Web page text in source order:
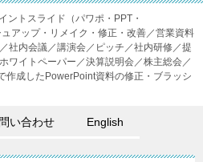
ントスライド（パワポ・PPT・
アップ・リメイク・修正・改善／営業資料
社内会議／講演会／ピッチ／社内研修／提
ワイトペーパー／決算説明会／株主総会／
成したPowerPoint資料の修正・ブラッシ
い合わせ English